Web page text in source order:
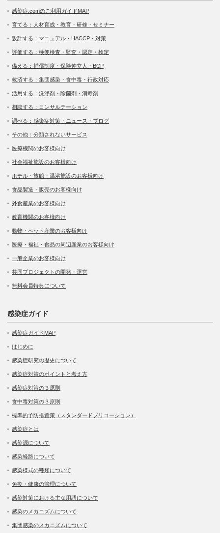
感染症.comのご利用ガイドMAP
育てる：人材育成・教育・研修・セミナー
設計する：マニュアル・HACCP・対策
評価する：検便検査・監査・認定・検定
備える：補償制度・保険仲立人・BCP
救済する：集団感染・食中毒・行政対応
活用する：洗浄剤・除菌剤・消毒剤
相談する：コンサルテーション
調べる：感染症対策・ニュース・ブログ
その他：分類されないサービス
医療機関のお客様向け
社会福祉施設のお客様向け
ホテル・旅館・温浴施設のお客様向け
食品製造・販売のお客様向け
外食産業のお客様向け
教育機関のお客様向け
動物・ペット産業のお客様向け
医療・福祉・食品の周辺産業のお客様向け
一般企業のお客様向け
共同プロジェクトの開発・運営
無料会員特典について
感染症ガイド
感染症ガイドMAP
はじめに
感染症研究の歴史について
感染症対策のポイントと考え方
感染症対策の３原則
食中毒対策の３原則
標準的予防措置策（スタンダードプリコーション）
感染症とは
感染源について
感染経路について
感染様式の種類について
免疫・健康の管理について
感染対策における主な用語について
感染のメカニズムについて
集団感染のメカニズムについて